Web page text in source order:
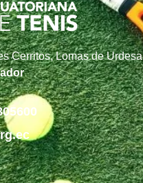
Cerritos, Lomas de Urdesa